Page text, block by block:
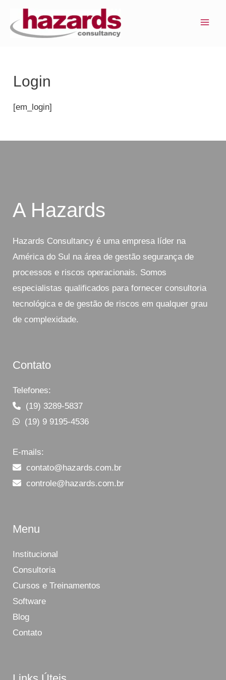
para
Login
[em_login]
A Hazards
Hazards Consultancy é uma empresa líder na
América do Sul na área de gestão segurança de
processos e riscos operacionais. Somos
especialistas qualificados para fornecer consultoria
tecnológica e de gestão de riscos em qualquer grau
de complexidade.
Contato
Telefones:
(19) 3289-5837
(19) 9 9195-4536
E-mails:
contato@hazards.com.br
controle@hazards.com.br
Menu
Institucional
Consultoria
Cursos e Treinamentos
Software
Blog
Contato